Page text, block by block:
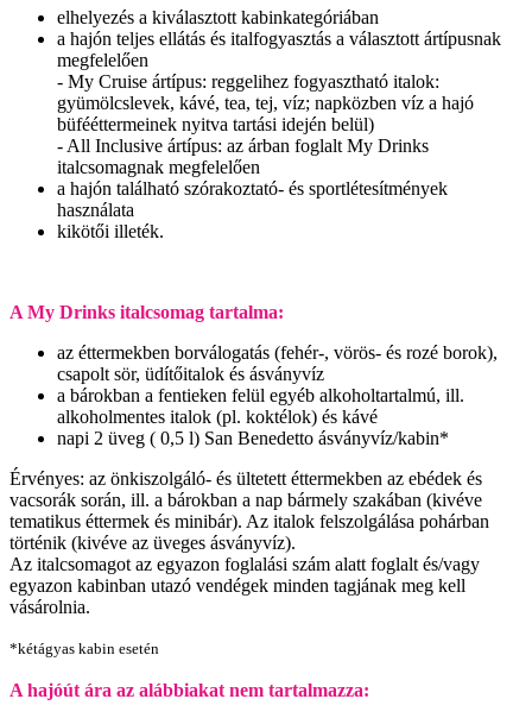
elhelyezés a kiválasztott kabinkategóriában
a hajón teljes ellátás és italfogyasztás a választott ártípusnak
megfelelően
- My Cruise ártípus: reggelihez fogyasztható italok:
gyümölcslevek, kávé, tea, tej, víz; napközben víz a hajó
büfééttermeinek nyitva tartási idején belül)
- All Inclusive ártípus: az árban foglalt My Drinks
italcsomagnak megfelelően
a hajón található szórakoztató- és sportlétesítmények
használata
kikötői illeték.
A My Drinks italcsomag tartalma:
az éttermekben borválogatás (fehér-, vörös- és rozé borok),
csapolt sör, üdítőitalok és ásványvíz
a bárokban a fentieken felül egyéb alkoholtartalmú, ill.
alkoholmentes italok (pl. koktélok) és kávé
napi 2 üveg ( 0,5 l) San Benedetto ásványvíz/kabin*
Érvényes: az önkiszolgáló- és ültetett éttermekben az ebédek és
vacsorák során, ill. a bárokban a nap bármely szakában (kivéve
tematikus éttermek és minibár). Az italok felszolgálása pohárban
történik (kivéve az üveges ásványvíz).
Az italcsomagot az egyazon foglalási szám alatt foglalt és/vagy
egyazon kabinban utazó vendégek minden tagjának meg kell
vásárolnia.
*kétágyas kabin esetén
A hajóút ára az alábbiakat nem tartalmazza: